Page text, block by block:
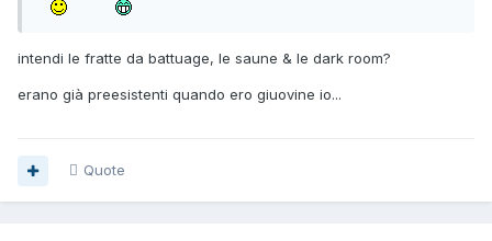
intendi le fratte da battuage, le saune & le dark room?
erano già preesistenti quando ero giuovine io...
Quote